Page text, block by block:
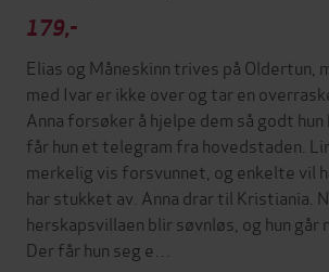
179,-
Elias og Måneskinn trives på Oldertun,
med Ivar er ikke over og tar en
Anna forsøker å hjelpe dem så godt hun
får hun et telegram fra hovedstaden.
merkelig vis forsvunnet, og enkelte vil
har stukket av. Anna drar til Kristiania.
herskapsvillaen blir søvnløs, og hun går
Der får hun seg e…